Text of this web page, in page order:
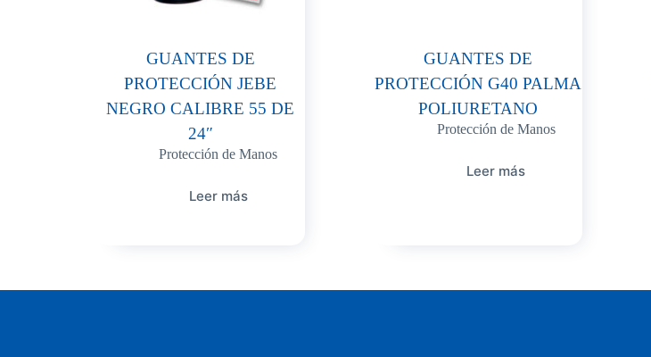
GUANTES DE
PROTECCIÓN JEBE
NEGRO CALIBRE 55 DE
24″
Protección de Manos
Leer más
GUANTES DE
PROTECCIÓN G40 PALMA
POLIURETANO
Protección de Manos
Leer más